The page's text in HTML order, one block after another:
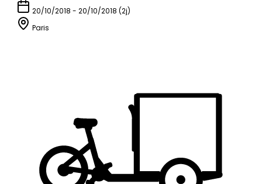
20/10/2018 - 20/10/2018 (2j)
Paris